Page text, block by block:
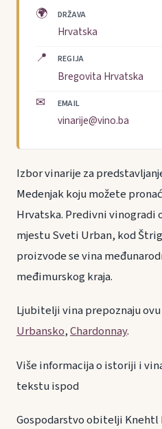
🌍 DRŽAVA
Hrvatska
📍 REGIJA
Bregovita Hrvatska
✉ EMAIL
vinarije@vino.ba
Izbor vinarije za
Medenjak koju možete
Hrvatska. Predivni vinogradi
mjestu Sveti Urban, kod
proizvode se vina
međimurskog kraja.
Ljubitelji vina prepoznaju
Urbansko,Chardonnay.
Više informacija o istoriji i
tekstu ispod
Gospodarstvo obitelji Knehtl